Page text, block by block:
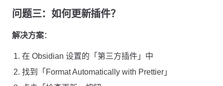
问题三：如何更新插件？
解决方案：
在 Obsidian 设置的「第三方插件」中
找到「Format Automatically with Prettier」